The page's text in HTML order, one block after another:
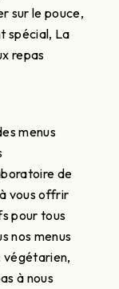
sur le pouce,
spécial, La
repas
menus
de
vous offrir
pour tous
nos menus
végétarien,
à nous